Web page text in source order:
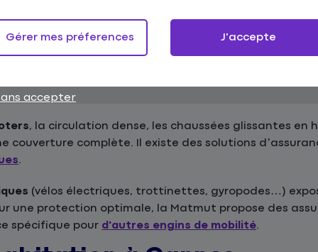
difficile et sinistres nécessitent une assurance
, la circulation dense, les chaussées glissantes en
couverture complète. Il existe des solutions
.
(vélos électriques, trottinettes, gyropodes…)
une protection optimale, la Matmut propose des
spécifique pour d'autres engins de mobilité.
accepter
Gérer mes préferences J'accepte